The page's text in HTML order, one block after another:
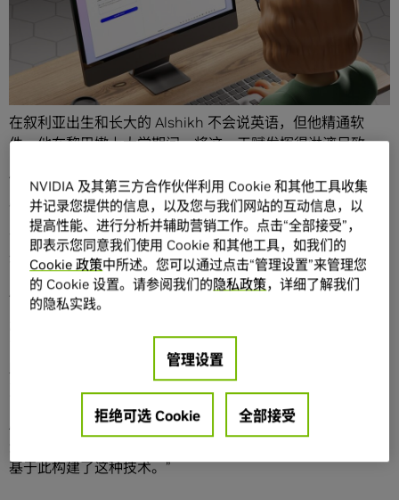
机器学习帮助 Waseem Alshikh 在大学里读完了课本。如
今，他正在利用生成式 AI为数百家公司创建内容。
在叙利亚出生和长大的 Alshikh 不会说英语，但他精通软
件。他在黎巴嫩上大学期间，将这一天赋发挥得淋漓尽致。
他回忆道：“第一天他们就给了我一摞课本，每本都有上千页
厚，而且全是用英语写的。”
于是，他编写了一个粗糙但有效的统计分类器程序来生成这
些课本的内容摘要，然后进行学习。
从提出概念到创业
助总是要求“事半功倍”的营销部门利用机器学习快速创建网
页、博客、广告等内容。
Alshikh 在该初创企业担任首席技术官。他表示：“最初我们
基于此构建了这种技术。”
NVIDIA 及其第三方合作伙伴利用 Cookie 和其他工具收集
并记录您提供的信息，以及您与我们网站的互动信息，以
提高性能、进行分析并辅助营销工作。点击“全部接受”，
即表示您同意我们使用 Cookie 和其他工具，如我们的
Cookie 政策中所述。您可以通过点击“管理设置”来管理您
的 Cookie 设置。请参阅我们的隐私政策，详细了解我们
的隐私实践。
管理设置
拒绝可选 Cookie 全部接受